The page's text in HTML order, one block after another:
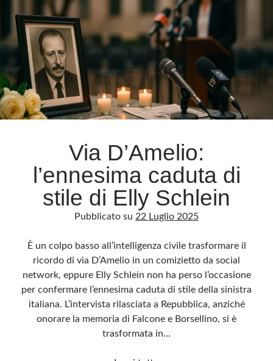
della
Catania
mafiosa
Via D’Amelio:
l’ennesima caduta di
stile di Elly Schlein
Pubblicato su 22 Luglio 2025
È un colpo basso all’intelligenza civile trasformare il
ricordo di via D’Amelio in un comizietto da social
network, eppure Elly Schlein non ha perso l’occasione
per confermare l’ennesima caduta di stile della sinistra
italiana. L’intervista rilasciata a Repubblica, anziché
onorare la memoria di Falcone e Borsellino, si è
trasformata in…